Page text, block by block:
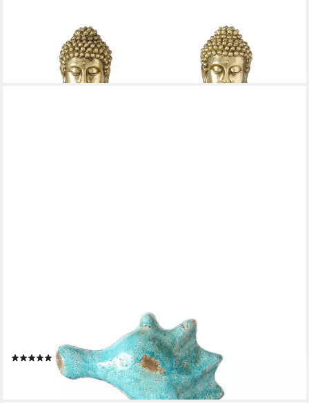
gold Feng Shui
lieferbar - in 4-5 Werktagen bei dir
Dekofigur Maritim, Seepferdchen Höhe 35cm, türkis, shabby,
(1)
lieferbar - in 2-3 Werktagen bei dir